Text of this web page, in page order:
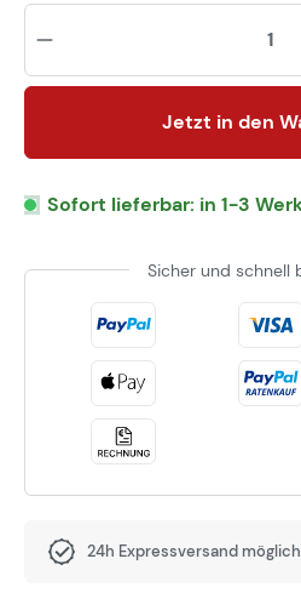
Jetzt in den
Sofort lieferbar: in 1-3
Sicher und schnell
24h Expressversand möglich